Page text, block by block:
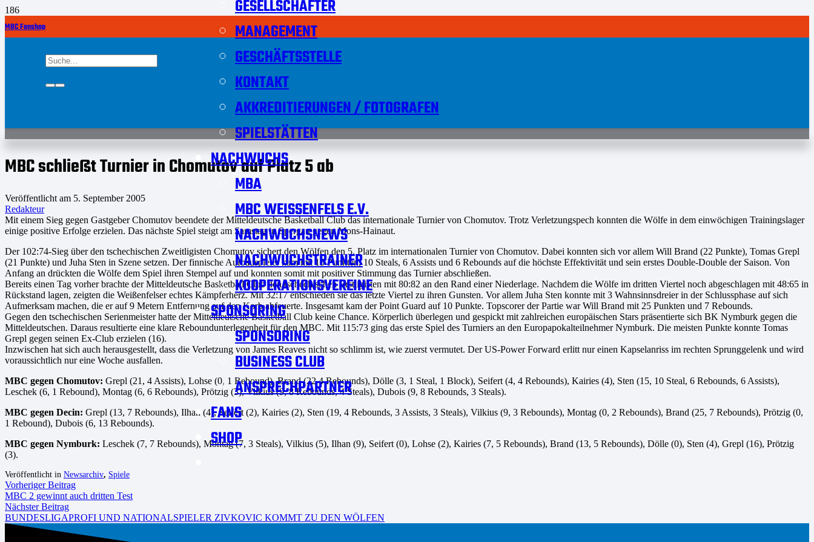
MBC Fanshop
GESELLSCHAFTER
MANAGEMENT
GESCHÄFTSSTELLE
KONTAKT
AKKREDITIERUNGEN / FOTOGRAFEN
SPIELSTÄTTEN
NACHWUCHS
MBA
MBC WEISSENFELS E.V.
NACHWUCHSNEWS
NACHWUCHSTRAINER
KOOPERATIONSVEREINE
SPONSORING
SPONSORING
BUSINESS CLUB
ANSPRECHPARTNER
FANS
SHOP
MBC schließt Turnier in Chomutov auf Platz 5 ab
Veröffentlicht am 5. September 2005
Redakteur
Mit einem Sieg gegen Gastgeber Chomutov beendete der Mitteldeutsche Basketball Club das internationale Turnier von Chomutov. Trotz Verletzungspech konnten die Wölfe in dem einwöchigen Trainingslager
einige positive Erfolge erzielen. Das nächste Spiel steigt am Samstag in Spergau gegen Mons-Hainaut.
Der 102:74-Sieg über den tschechischen Zweitligisten Chomutov sichert den Wölfen den 5. Platz im internationalen Turnier von Chomutov. Dabei konnten sich vor allem Will Brand (22 Punkte), Tomas Grepl
(21 Punkte) und Juha Sten in Szene setzen. Der finnische Aufbauspieler kam mit 15 Punkten, 10 Steals, 6 Assists und 6 Rebounds auf die höchste Effektivität und sein erstes Double-Double der Saison. Von
Anfang an drückten die Wölfe dem Spiel ihren Stempel auf und konnten somit mit positiver Stimmung das Turnier abschließen.
Bereits einen Tag vorher brachte der Mitteldeutsche Basketball Club den tschechischen Erstligisten mit 80:82 an den Rand einer Niederlage. Nachdem die Wölfe im dritten Viertel noch abgeschlagen mit 48:65 in
Rückstand lagen, zeigten die Weißenfelser echtes Kämpferherz. Mit 32:17 entschieden sie das letzte Viertel zu ihren Gunsten. Vor allem Juha Sten konnte mit 3 Wahnsinnsdreier in der Schlussphase auf sich
Aufmerksam machen, die er auf 9 Metern Entfernung auf den Korb abfeuerte. Insgesamt kam der Point Guard auf 10 Punkte. Topscorer der Partie war Will Brand mit 25 Punkten und 7 Rebounds.
Gegen den tschechischen Serienmeister hatte der Mitteldeutsche Basketball Club keine Chance. Körperlich überlegen und gespickt mit zahlreichen europäischen Stars präsentierte sich BK Nymburk gegen die
Mitteldeutschen. Daraus resultierte eine klare Reboundunterlegenheit für den MBC. Mit 115:73 ging das erste Spiel des Turniers an den Europapokalteilnehmer Nymburk. Die meisten Punkte konnte Tomas
Grepl gegen seinen Ex-Club erzielen (16).
Inzwischen hat sich auch herausgestellt, dass die Verletzung von James Reaves nicht so schlimm ist, wie zuerst vermutet. Der US-Power Forward erlitt nur einen Kapselanriss im rechten Sprunggelenk und wird
voraussichtlich nur eine Woche ausfallen.
MBC gegen Chomutov: Grepl (21, 4 Assists), Lohse (0, 1 Rebound), Brand (22 4 Rebounds), Dölle (3, 1 Steal, 1 Block), Seifert (4, 4 Rebounds), Kairies (4), Sten (15, 10 Steal, 6 Rebounds, 6 Assists),
Leschek (6, 1 Rebound), Montag (6, 6 Rebounds), Prötzig (3), Vilkius (9, 8 Rebounds, 4 Steals), Dubois (9, 8 Rebounds, 3 Steals).
MBC gegen Decin: Grepl (13, 7 Rebounds), Ilhan (4), Seifert (2), Kairies (2), Sten (19, 4 Rebounds, 3 Assists, 3 Steals), Vilkius (9, 3 Rebounds), Montag (0, 2 Rebounds), Brand (25, 7 Rebounds), Prötzig (0,
1 Rebound), Dubois (6, 13 Rebounds).
MBC gegen Nymburk: Leschek (7, 7 Rebounds), Montag (7, 3 Steals), Vilkius (5), Ilhan (9), Seifert (0), Lohse (2), Kairies (7, 5 Rebounds), Brand (13, 5 Rebounds), Dölle (0), Sten (4), Grepl (16), Prötzig
(3).
Veröffentlicht in Newsarchiv, Spiele
Vorheriger Beitrag
MBC 2 gewinnt auch dritten Test
Nächster Beitrag
BUNDESLIGAPROFI UND NATIONALSPIELER ZIVKOVIC KOMMT ZU DEN WÖLFEN